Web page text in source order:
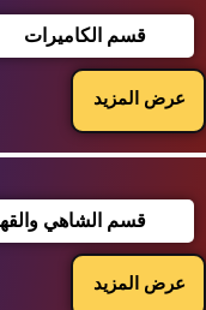
قسم الكاميرات
عرض المزيد
قسم الشاهي
عرض المزيد